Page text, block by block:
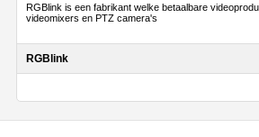
RGBlink is een fabrikant welke betaalbare
videomixers en PTZ camera's
RGBlink